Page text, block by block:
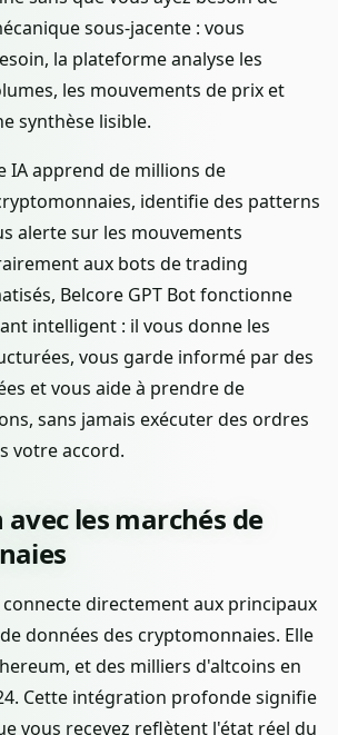
sous-jacente : vous
la plateforme analyse les
les mouvements de prix et
synthèse lisible.
IA apprend de millions de
identifie des patterns
alerte sur les mouvements
aux bots de trading
Belcore GPT Bot fonctionne
intelligent : il vous donne les
vous garde informé par des
et vous aide à prendre de
sans jamais exécuter des ordres
votre accord.
les marchés de
directement aux principaux
données des cryptomonnaies. Elle
et des milliers d'altcoins en
Cette intégration profonde signifie
vous recevez reflètent l'état réel du